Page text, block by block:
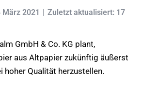
März 2021
Zuletzt aktualisiert: 17
GmbH & Co. KG plant,
aus Altpapier zukünftig äußerst
hoher Qualität herzustellen.